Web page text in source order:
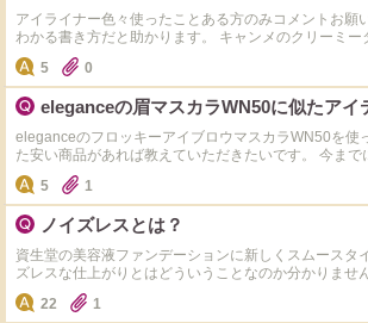
アイライナー色々使ったことある方のみコメントお願
わかる書き方だと助かります。 キャンメのクリーミー
やすいけどやはり落ちて汚くなってしまうことがあり
つグレージュやニュアンス感のある暗い色を探してま
のでにじまないやつがいいんです！ 売り場に行くとテ
て試していたら何が何やらわからなくなり疲れてしま
ちにくいペンシルタイプのアイライナーおすすめあっ
2000円以下だと助かりますです！
5 0
eleganceの眉マスカラWN50に似たアイ
eleganceのフロッキーアイブロウマスカラWN50を使
た安い商品があれば教えていただきたいです。 今まで
ブラウンを使いましたが色が暗く、セザンヌのピンク
色が暗くなってしまい、ロムアンドはどれもしっくり
ら以外で皆様のおすすめがあればぜひ教えてください
5 1
ノイズレスとは？
資生堂の美容液ファンデーションに新しくスムースタ
ズレスな仕上がりとはどういうことなのか分かりません
22
1